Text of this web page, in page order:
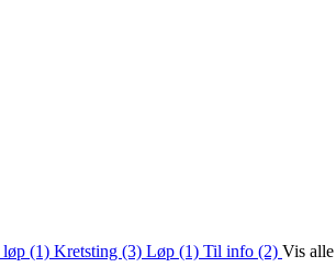
(1) Kretsting (3) Løp (1) Til info (2) Vis alle